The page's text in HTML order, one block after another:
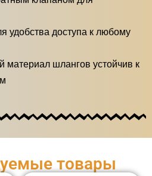
удобства доступа к любому
материал шлангов устойчив к
товары